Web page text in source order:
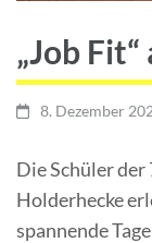
„Job
8. Dezember
Die Schüler
Holderhecke
spannende